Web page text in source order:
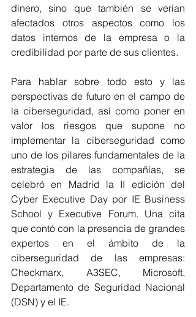
dinero, sino que también se verían
afectados otros aspectos como los
datos internos de la empresa o la
credibilidad por parte de sus clientes.
Para hablar sobre todo esto y las
perspectivas de futuro en el campo de
la ciberseguridad, así como poner en
valor los riesgos que supone no
implementar la ciberseguridad como
uno de los pilares fundamentales de la
estrategia de las compañías, se
celebró en Madrid la II edición del
Cyber Executive Day por IE Business
School y Executive Forum. Una cita
que contó con la presencia de grandes
expertos en el ámbito de la
ciberseguridad de las empresas:
Checkmarx, A3SEC, Microsoft,
Departamento de Seguridad Nacional
(DSN) y el IE.